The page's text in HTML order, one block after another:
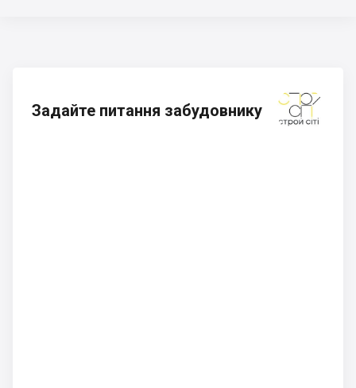
Задайте питання забудовнику